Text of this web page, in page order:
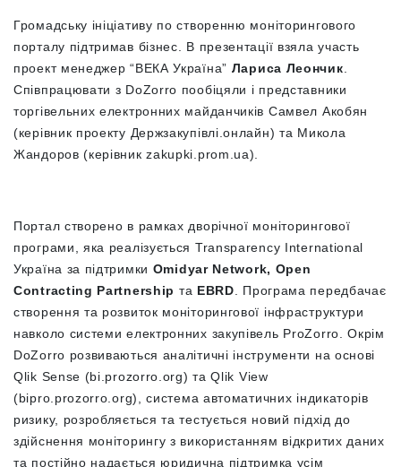
Громадську ініціативу по створенню моніторингового
порталу підтримав бізнес. В презентації взяла участь
проект менеджер “ВЕКА Україна” Лариса Леончик
Співпрацювати з DoZorro пообіцяли і представники
торгівельних електронних майданчиків Самвел Акобян
(керівник проекту Держзакупівлі.онлайн) та Микола
Жандоров (керівник zakupki.prom.ua).
Портал створено в рамках дворічної моніторингової
програми, яка реалізується Transparency International
Україна за підтримки Omidyar Network, Open
Contracting Partnership та EBRD . Програма передбачає
створення та розвиток моніторингової інфраструктури
навколо системи електронних закупівель ProZorro. Окрім
DoZorro розвиваються аналітичні інструменти на основі
Qlik Sense (bi.prozorro.org) та Qlik View
(bipro.prozorro.org), система автоматичних індикаторів
ризику, розробляється та тестується новий підхід до
здійснення моніторингу з використанням відкритих даних
та постійно надається юридична підтримка усім